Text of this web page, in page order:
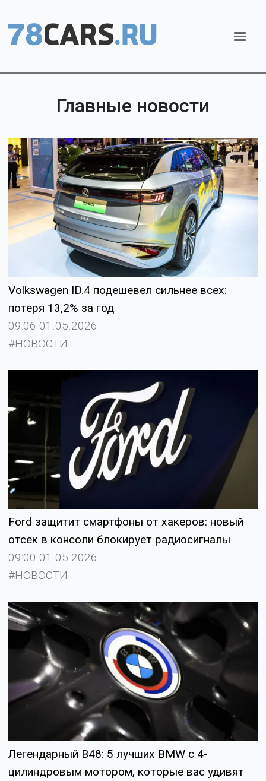
Главные новости
Volkswagen ID.4 подешевел сильнее всех:
потеря 13,2% за год
09:06 01.05.2026
#НОВОСТИ
Ford защитит смартфоны от хакеров: новый
отсек в консоли блокирует радиосигналы
09:00 01.05.2026
#НОВОСТИ
Легендарный B48: 5 лучших BMW с 4-
цилиндровым мотором, которые вас удивят